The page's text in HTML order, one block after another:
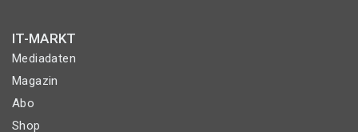
IT-MARKT
Mediadaten
Magazin
Abo
Shop